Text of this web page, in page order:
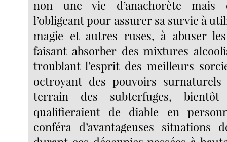
non une vie d’anachorète mais
l’obligeant pour assurer sa survie à
magie et autres ruses, à abuser
faisant absorber des mixtures
troublant l’esprit des meilleurs
octroyant des pouvoirs
terrain des subterfuges,
qualifieraient de diable en
conféra d’avantageuses situations